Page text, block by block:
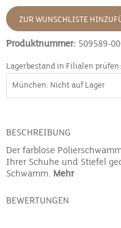
ZUR WUNSCHLISTE
Produktnummer: 509589-00
Lagerbestand in Filialen prüfen:
BESCHREIBUNG
Der farblose
Ihrer Schuhe und Stiefel
Schwamm. Mehr
BEWERTUNGEN